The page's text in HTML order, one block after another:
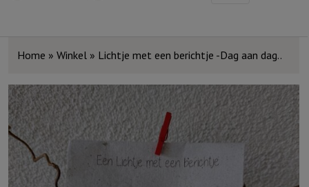
Home » Winkel » Lichtje met een berichtje -Dag aan dag..